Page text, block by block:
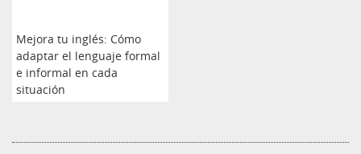
Mejora tu inglés: Cómo
adaptar el lenguaje formal
e informal en cada
situación